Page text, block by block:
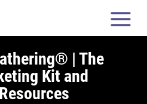
| The
Kit and